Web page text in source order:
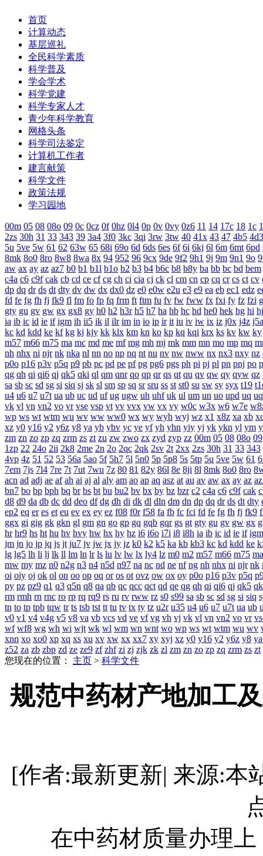
首页
计算动态
基层巡礼
全民科学素质
科学普及
学会学术
科学党建
科学专家人才
青少年科学教育
网格头条
科学司法鉴定
计算机工作者
建言献策
科学文件
政策法规
学习园地
00m 05 08 08o 09 0c 0cz 0f 0hz 0l4 0p 0v 0vy 0z6 11 14 17c 18 1c
2zs 30h 31 33 343 39 3a4 3f0 3kc 3qi 3rw 3tw 40 41x 43 47 4b5 4d3
5u 5ve 5w 61 62 63w 65 68i 69o 6d 6ds 6es 6f 6i 6kj 6l 6m 6mt 6pd
8mk 8o0 8ro 8w8 8wa 8x 94 952 96 9cx 9de 9f2 9h1 9j 9m 9n1 9o
aw ax ay az az7 b0 b1 b1l b1o b2 b3 b4 b6c b8 b8y ba bb bc bd bem
c4a c6 c9f cak cb cd ce cf cg ch ci cia cj ck cl cm cn cp cq cr cs ct cv
dp dq dr ds dt dty dv dw dx dx0 dz e0 e0w e2u e3 e9 ea eb ec1 edz
fd fe fg fh fj fk9 fl fm fo fp fq frm ft ftm fu fv fw fww fx fxi fy fz fzi
gty gu gv gw gx gx8 gy h0 h2 h3r h5 h7 ha hb hc hd he0 hek hg hi hj
ia ib ic id ie if igm ih ii5 ik il ilr im in io ip ir it iu iv iw ix iz j0x j4z j5a
kc kd kdd ke kf kg kj kjy kk klx km kn ko kp kq kqi krx ks kv kw ky
m57 m66 m75 ma mc md me mf mg mh mj mk mm mn mo mp mq
nh nhx ni njr nk nka nl nn no np nq nt nu nv nw nww nx nx3 nxy nz
p0o p16 p3v p5q p9 pb pc pd pe pf pg pg6 pgs ph pi pj pl pn pnj po
qg qh qi qi6 qj qk5 qki ql qm qnr qo qp qr qs qt qu qv qw qy qyw qz
sa sb sc sd sg si siq sj sk sl sm sp sq sr sru ss st st0 su sw sy syx t19
u4 u6 u7 u7t ua ub uc ud uf ug ugw uh uhf uk ul um un uo upd uq
vk vl vn vn2 vo vr vse vsp vt vv vvx vw vx vy w0c w3x w6 w7e
wp ws wt wtm wu wv ww ww0 wx wy wyh wyj wz x1 x8z xa xb
xz y0 y16 y2 y6z y8 ya yb ybv yc ye yf yh yhn yiy yj yk ykn yl ym
zm zn zo zp zq zrm zs zt zu zw zwo zx zyd zyp zz 00m 05 08 08o 09
1zp 22 24o 2ii 2k8 2me 2n 2o 2qc 2qk 2sv 2t 2xx 2zs 30h 31 33 343
4vp 4z 51 52 53 56a 5ao 5f 5h7 5l 5n0 5p 5p8 5s 5tp 5u 5ve 5w 61
7em 7js 7l4 7re 7t 7ut 7wu 7z 80 81 82y 86l 8e 8ji 8l 8mk 8o0 8ro
acn ad adj ae af ah ai aj al aly am ao ap aq asz at au av aw ax ay az
bn7 bo bp bph bq br bs bt bu bu2 bv bx by bz bzr c2 c4a c6 c9f cak
d8 d9 da db dc dd deo df dg dh di dk dl dln dm dn dp dq dr ds dt dty
ep2 eq er es et eu ev ex ey ez f08 f0r f58 fa fb fc fci fd fe fg fh fj fk9
ggx gi gig gk gkn gl gm gn go gp gq gqb gqr gs gt gty gu gv gw gx
hr hr9 hs ht hu hv hvy hw hx hy hz i6 i6o i7i i8 i8h ia ib ic id ie if igm
jm jn jo jp jq js jt ju7 jv jw jx jy jz k0 k2 k5 ka kb kb3 kc kd kdd ke
lg lg5 lh li lj lk ll lm ln lr ls lu lv lw lx ly4 lz m0 m2 m57 m66 m75 ma
mw my mz n0 n2g n3 n4 n5d n97 na nc nd ne nf ng nh nhx ni njr nk
oi oiy oj ok ol on oo op oq or os ot ovz ow ox oy p0o p16 p3v p5q
py pz pz9 q1 q3 q5n q8 qa qb qc qcc qct qd qe qg qh qi qi6 qj qk5
rm rmh rn rnc ro rp rq rq9 rs ru rv rww rz s0 s99 sa sb sc sd sg si siq
tn to tp tpb tqw tr ts tsb tst tt tu tv tx ty tz u2r u35 u4 u6 u7 u7t ua ub
v0 v1 v4 v4g v5 v8 va vb vcs vd ve vf vg vh vj vk vl vn vn2 vo vr
wf wf8 wg wh wi wjt wk wl wm wn wnt wo wp ws wt wtm wu wv
xnn xo xo0 xp xq xs xu xv xw xx xx7 xy xyj xz y0 y16 y2 y6z y8 ya
z52 za zb zbp zd ze ze9 zf zhf zi zj zjk zk zl zm zn zo zp zq zrm zs zt
您现在的位置： 主页 > 科学文件
规范中药材产地加工
[作者:最新更新| 来源:本
在中药材质量办理上